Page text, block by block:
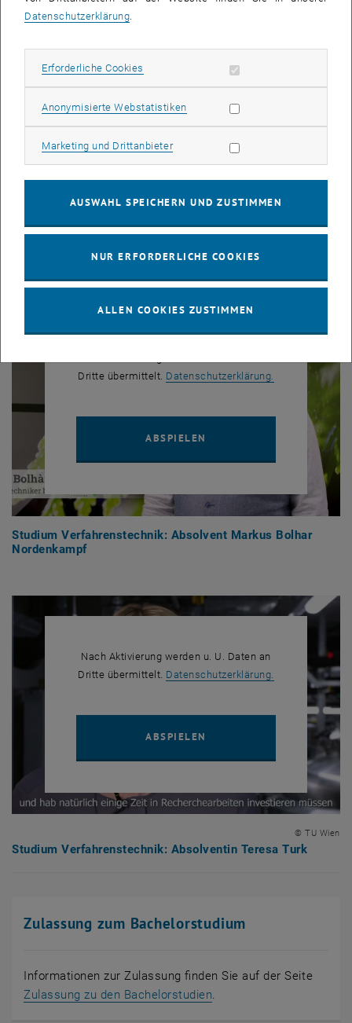
Dritte übermittelt.Datenschutzerklärung., öffnet in
ABSPIELEN YOUTUBE VIDEO
Biowissenschaften – Imagineering Nature
Dritte übermittelt. Datenschutzerklärung. , öffnet in
ABSPIELEN YOUTUBE VIDEO
Studium Verfahrenstechnik: Absolvent Markus Bolhar
Nordenkampf
Nach Aktivierung werden u. U. Daten an
Dritte übermittelt. Datenschutzerklärung. , öffnet in
ABSPIELEN YOUTUBE VIDEO
© TU Wien
Studium Verfahrenstechnik: Absolventin Teresa Turk
Zulassung zum Bachelorstudium
Informationen zur Zulassung finden Sie auf der Seite
Zulassung zu den Bachelorstudien.
Datenschutzerklärung
Erforderliche Cookies Erforderliche Cookies zulassen
Anonymisierte WebstatistikenStatistik Cookies zulassen
Marketing und DrittanbieterMarketing Cookies zulassen
AUSWAHL SPEICHERN UND ZUSTIMMEN
NUR ERFORDERLICHE COOKIES
ALLEN COOKIES ZUSTIMMEN